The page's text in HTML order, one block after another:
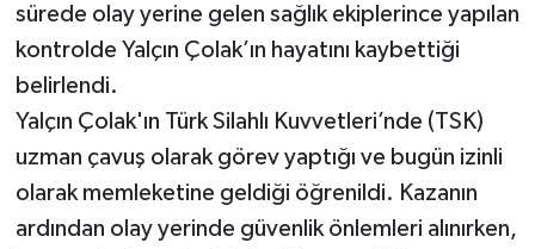
sürede olay yerine gelen sağlık ekiplerince yapılan
kontrolde Yalçın Çolak’ın hayatını kaybettiği
belirlendi.
Yalçın Çolak'ın Türk Silahlı Kuvvetleri’nde (TSK)
uzman çavuş olarak görev yaptığı ve bugün izinli
olarak memleketine geldiği öğrenildi. Kazanın
ardından olay yerinde güvenlik önlemleri alınırken,